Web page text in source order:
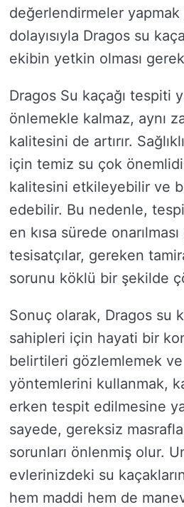
değerlendirmeler
dolayısıyla Dragos su
ekibin yetkin olması
Dragos Su kaçağı tespiti
önlemekle kalmaz, aynı
kalitesini de artırır.
için temiz su çok
kalitesini etkileyebilir ve
edebilir. Bu nedenle,
en kısa sürede
tesisatçılar, gereken
sorunu köklü bir şekilde
Sonuç olarak, Dragos su
sahipleri için hayati bir
belirtileri gözlemlemek
yöntemlerini kullanmak,
erken tespit edilmesine
sayede, gereksiz
sorunları önlenmiş olur.
evlerinizdeki su
hem maddi hem de